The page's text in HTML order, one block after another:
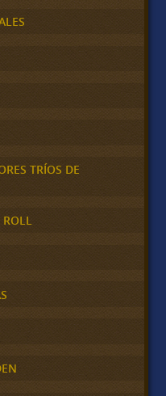
TRÍOS DE
ROLL